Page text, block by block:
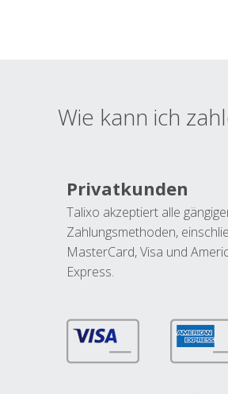
Wie kann ich
Privatkunden
Talixo akzeptiert alle
Zahlungsmethoden,
MasterCard, Visa und
Express.